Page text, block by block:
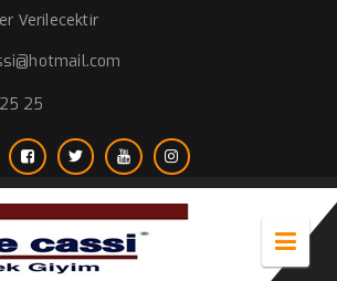
Verilecektir
25